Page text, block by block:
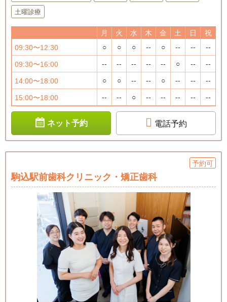
土曜診療
月 火 水 木 金 土 日
祝
09:30〜12:30
○ ○ ○ -- ○ -- -- --
09:30〜16:00 -- -- -- -- -- ○ -- --
14:00〜18:00 ○ ○ -- -- ○ -- -- --
15:00〜18:00 -- -- ○ -- -- -- -- --
ネット予約 電話予約
予約可
駒込駅前歯科クリニック・矯正歯科